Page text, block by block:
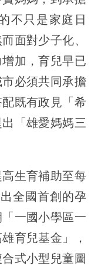
不只是家庭日
面對少子化、
加，育兒早已
必須共同承擔
既有政見「希
「雄愛媽媽三
生育補助至每
全國首創的孕
一國小學區一
育兒基金」，
式小型兒童圖